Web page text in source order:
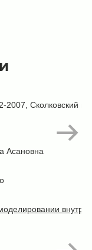
2007, Сколковский
Асановна